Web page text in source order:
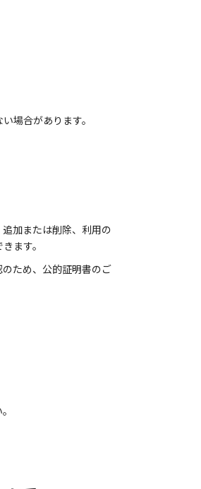
場合があります。
加または削除、利用の
ます。
ため、公的証明書のご